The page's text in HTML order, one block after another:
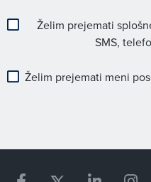
Želim prejemati
SMS,
Želim prejemati meni